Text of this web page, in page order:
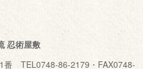
忍術屋敷
番 TEL0748-86-2179・FAX0748-